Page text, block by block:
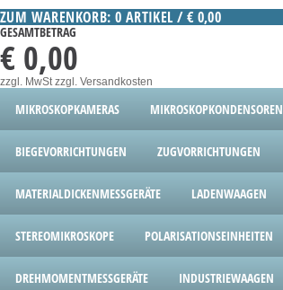
ZUM WARENKORB: 0 ARTIKEL / € 0,00
GESAMTBETRAG
€ 0,00
zzgl. MwStzzgl. Versandkosten
MIKROSKOPKAMERAS MIKROSKOPKONDENSOREN
BIEGEVORRICHTUNGEN ZUGVORRICHTUNGEN
MATERIALDICKENMESSGERÄTE LADENWAAGEN
STEREOMIKROSKOPE POLARISATIONSEINHEITEN
DREHMOMENTMESSGERÄTE INDUSTRIEWAAGEN